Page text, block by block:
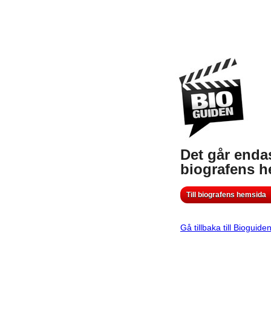
Det går
biografens
Till biografens hemsida
Gå tillbaka till Bioguiden